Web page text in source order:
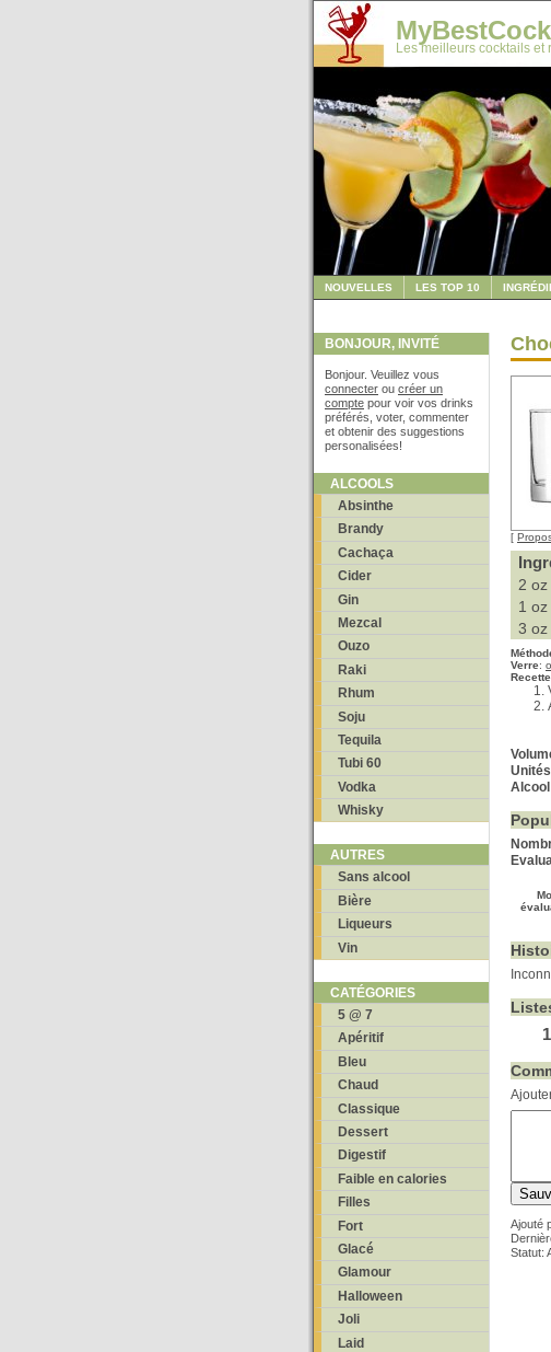
Les meilleurs cocktails
NOUVELLES LES TOP 10
BONJOUR, INVITÉ
Bonjour. Veuillez vous
connecter ou créer un
compte pour voir vos drinks
préférés, voter, commenter
et obtenir des suggestions
personalisées!
ALCOOLS
Absinthe
Brandy
Cachaça
Cider
Gin
Mezcal
Ouzo
Raki
Rhum
Soju
Tequila
Tubi 60
Vodka
Whisky
AUTRES
Sans alcool
Bière
Liqueurs
Vin
CATÉGORIES
5 @ 7
Apéritif
Bleu
Chaud
Classique
Dessert
Digestif
Faible en calories
Filles
Fort
Glacé
Glamour
Halloween
Joli
Laid
[
2 oz
1 oz
3 oz
Verre:
Recette
Ajouté
Statut: